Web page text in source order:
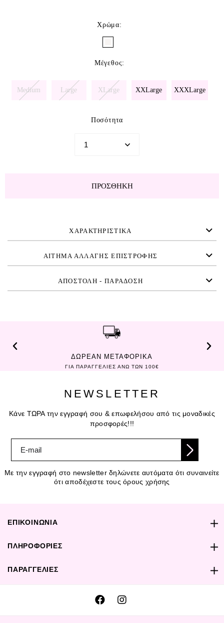
Χρώμα:
Μέγεθος:
Medium Large XLarge XXLarge XXXLarge
Ποσότητα
ΠΡΟΣΘΉΚΗ
ΧΑΡΑΚΤΗΡΙΣΤΙΚΑ
ΑΙΤΗΜΑ ΑΛΛΑΓΗΣ ΕΠΙΣΤΡΟΦΗΣ
ΑΠΟΣΤΟΛΗ - ΠΑΡΑΔΟΣΗ
ΔΩΡΕΑΝ ΜΕΤΑΦΟΡΙΚΑ
ΓΙΑ ΠΑΡΑΓΓΕΛΙΕΣ ΑΝΩ ΤΩΝ 100€
NEWSLETTER
Κάνε ΤΩΡΑ την εγγραφή σου & επωφελήσου από τις μοναδικές
προσφορές!!!
Με την εγγραφή στο newsletter δηλώνετε αυτόματα ότι συναινείτε
ότι αποδέχεστε τους όρους χρήσης
ΕΠΙΚΟΙΝΩΝΙΑ
ΠΛΗΡΟΦΟΡΙΕΣ
ΠΑΡΑΓΓΕΛΙΕΣ